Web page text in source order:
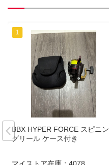
BBX HYPER FORCE スピニン
グリール ケース付き